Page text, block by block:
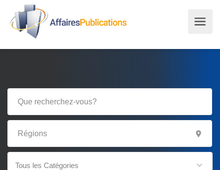
Tous les Catégories